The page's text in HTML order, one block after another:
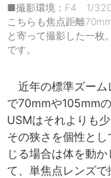
■撮影環境：F4 1/
こちらも焦点距離
と寄って撮影した一枚
です。
近年の標準ズーム
で70mmや105mm
USMはそれよりも
その狭さを個性と
じる場合は体を動
て、単焦点レンズ